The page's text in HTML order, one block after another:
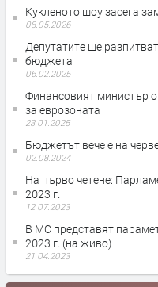
Кукленото шоу засега
08.05.2026
Депутатите ще
бюджета
06.02.2025
Финансовият министър
за еврозоната
23.01.2025
Бюджетът вече е на
02.08.2024
На първо четене:
2023 г.
12.07.2023
В МС представят
2023 г. (на живо)
21.04.2023